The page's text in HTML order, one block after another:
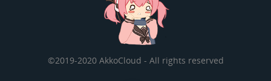
©2019-2020 AkkoCloud - All rights reserved